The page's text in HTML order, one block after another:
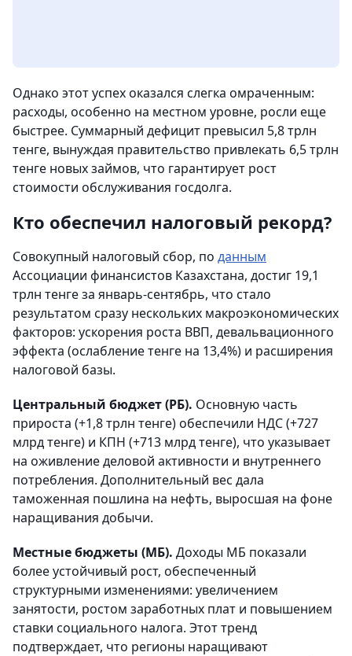
Однако этот успех оказался слегка омраченным:
расходы, особенно на местном уровне, росли еще
быстрее. Суммарный дефицит превысил 5,8 трлн
тенге, вынуждая правительство привлекать 6,5 трлн
тенге новых займов, что гарантирует рост
стоимости обслуживания госдолга.
Кто обеспечил налоговый рекорд?
Совокупный налоговый сбор, по данным
Ассоциации финансистов Казахстана, достиг 19,1
трлн тенге за январь-сентябрь, что стало
результатом сразу нескольких макроэкономических
факторов: ускорения роста ВВП, девальвационного
эффекта (ослабление тенге на 13,4%) и расширения
налоговой базы.
Центральный бюджет (РБ). Основную часть
прироста (+1,8 трлн тенге) обеспечили НДС (+727
млрд тенге) и КПН (+713 млрд тенге), что указывает
на оживление деловой активности и внутреннего
потребления. Дополнительный вес дала
таможенная пошлина на нефть, выросшая на фоне
наращивания добычи.
Местные бюджеты (МБ). Доходы МБ показали
более устойчивый рост, обеспеченный
структурными изменениями: увеличением
занятости, ростом заработных плат и повышением
ставки социального налога. Этот тренд
подтверждает, что регионы наращивают